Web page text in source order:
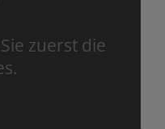
zuerst die